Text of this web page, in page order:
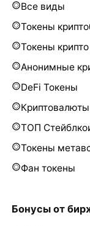
Все виды
Токены
Токены
Анонимные
DeFi Токены
ТОП
Токены
Фан токены
Бонусы от